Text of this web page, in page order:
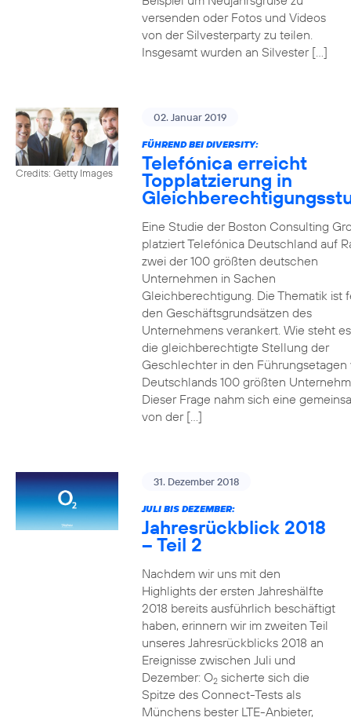
versenden oder Fotos und Videos
von der Silvesterparty zu teilen.
Insgesamt wurden an Silvester […]
Credits: Getty Images
02. Januar 2019
FÜHREND BEI DIVERSITY:
Telefónica erreicht
Topplatzierung in
Eine Studie der Boston Consulting
platziert Telefónica Deutschland auf
zwei der 100 größten deutschen
Unternehmen in Sachen
Gleichberechtigung. Die Thematik ist
den Geschäftsgrundsätzen des
Unternehmens verankert. Wie steht
die gleichberechtigte Stellung der
Geschlechter in den Führungsetagen
Deutschlands 100 größten
Dieser Frage nahm sich eine
von der […]
31. Dezember 2018
JULI BIS DEZEMBER:
Jahresrückblick 2018
– Teil 2
Nachdem wir uns mit den
Highlights der ersten Jahreshälfte
2018 bereits ausführlich beschäftigt
haben, erinnern wir im zweiten Teil
unseres Jahresrückblicks 2018 an
Ereignisse zwischen Juli und
Dezember: O2sicherte sich die
Spitze des Connect-Tests als
Münchens bester LTE-Anbieter,